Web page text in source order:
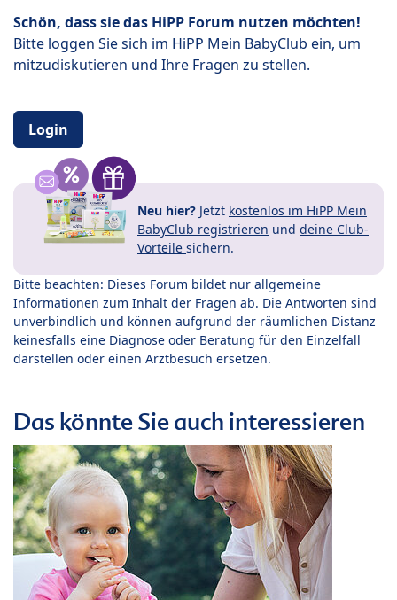
Schön, dass sie das HiPP Forum nutzen möchten!
Bitte loggen Sie sich im HiPP Mein BabyClub ein, um
mitzudiskutieren und Ihre Fragen zu stellen.
Login
Neu hier? Jetzt kostenlos im HiPP Mein
BabyClub registrieren und deine Club-
Vorteile sichern.
Bitte beachten: Dieses Forum bildet nur allgemeine
Informationen zum Inhalt der Fragen ab. Die Antworten sind
unverbindlich und können aufgrund der räumlichen Distanz
keinesfalls eine Diagnose oder Beratung für den Einzelfall
darstellen oder einen Arztbesuch ersetzen.
Das könnte Sie auch interessieren